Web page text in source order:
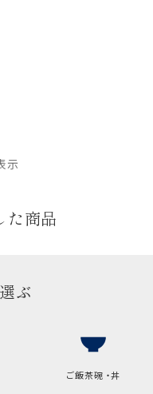
示
た商品
ぶ
ご飯茶碗 ・丼